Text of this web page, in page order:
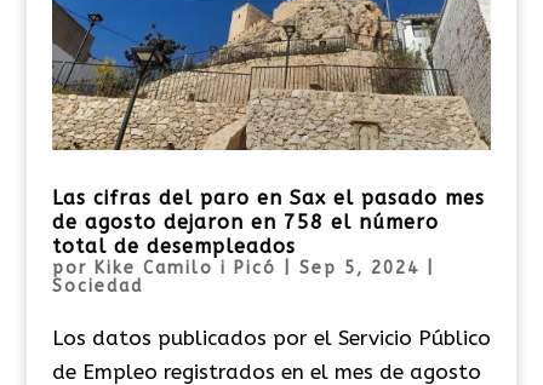
Las cifras del paro en Sax el pasado mes
de agosto dejaron en 758 el número
total de desempleados
por Kike Camilo i Picó Sep 5, 2024
Sociedad
Los datos publicados por el Servicio Público
de Empleo registrados en el mes de agosto